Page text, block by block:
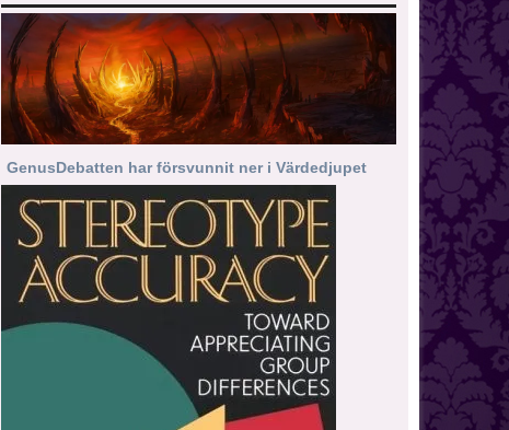
GenusDebatten har försvunnit ner i Värdedjupet